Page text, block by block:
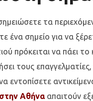
τα
ένα σημείο για να
πρόκειται να πάει το
τους επαγγελματίες,
εντοπίσετε
Αθήνααπαιτούν